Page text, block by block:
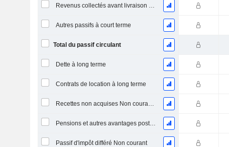
Revenus collectés avant livraison du produit/service
Autres passifs à court terme
Total du passif circulant
Dette à long terme
Contrats de location à long terme
Recettes non acquises Non courantes
Pensions et autres avantages postérieurs à l'emploi
Passif d'impôt différé Non courant